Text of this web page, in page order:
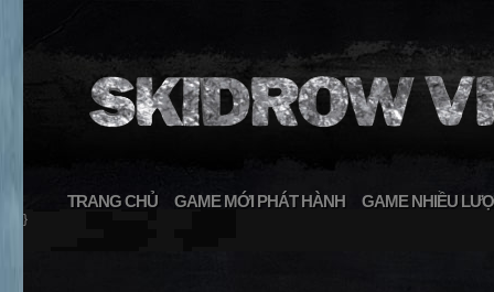
TRANG CHỦ GAME MỚI PHÁT HÀNH GAME NHIỀU
}